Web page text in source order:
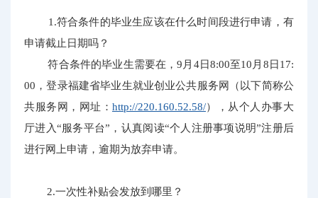
1.符合条件的毕业生应该在什么时间段进行申请，有
申请截止日期吗？
符合条件的毕业生需要在，9月4日8:00至10月8日17:
00，登录福建省毕业生就业创业公共服务网（以下简称公
共服务网，网址： http://220.160.52.58/），从个人办事大
厅进入“服务平台”，认真阅读“个人注册事项说明”注册后
进行网上申请，逾期为放弃申请。
2.一次性补贴会发放到哪里？